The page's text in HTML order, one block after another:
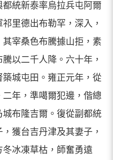
統新泰率烏拉兵屯阿爾
里德出布勒罕，深入，
宰桑色布騰據山拒，素
以二千人降。六十年，
城屯田。雍正元年，從
二年，準噶爾犯邊，偕總
布隆吉爾。復從副都統
獲台吉丹津及其妻子，
冰凍草枯，師奮勇遠